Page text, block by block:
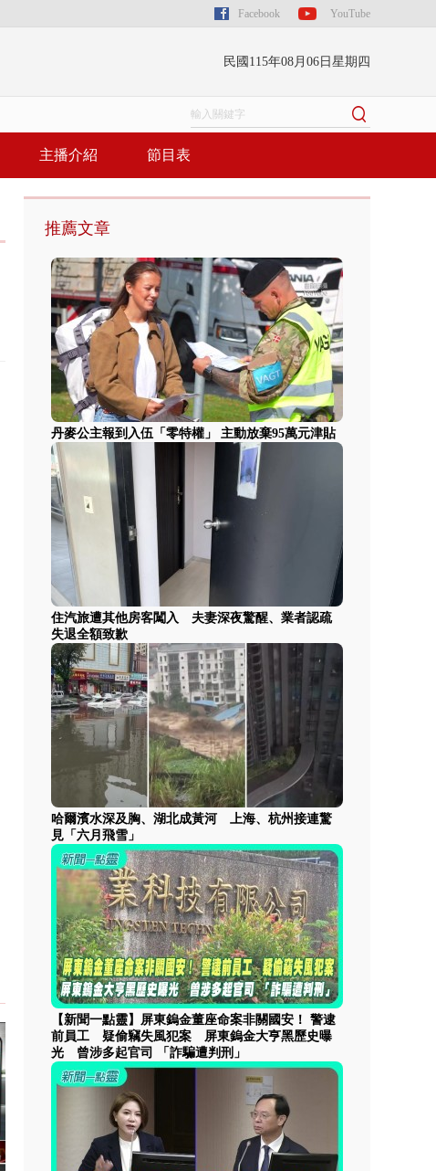
Facebook YouTube
民國115年08月06日星期四
主播介紹 節目表
推薦文章
丹麥公主報到入伍「零特權」 主動放棄95萬元津貼
住汽旅遭其他房客闖入 夫妻深夜驚醒、業者認疏
失退全額致歉
哈爾濱水深及胸、湖北成黃河 上海、杭州接連驚
見「六月飛雪」
【新聞一點靈】屏東鎢金董座命案非關國安！ 警逮
前員工 疑偷竊失風犯案 屏東鎢金大亨黑歷史曝
光 曾涉多起官司 「詐騙遭判刑」